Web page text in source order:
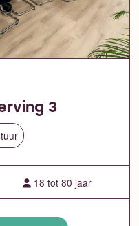
3
18 tot 80 jaar